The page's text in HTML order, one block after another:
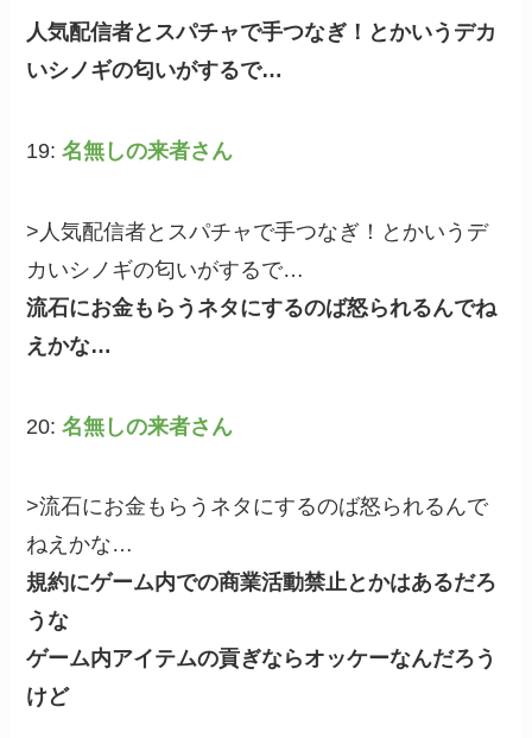
人気配信者とスパチャで手つなぎ！とかいうデカ
いシノギの匂いがするで…
19:名無しの来者さん
>人気配信者とスパチャで手つなぎ！とかいうデ
カいシノギの匂いがするで…
流石にお金もらうネタにするのば怒られるんでね
えかな…
20:名無しの来者さん
>流石にお金もらうネタにするのば怒られるんで
ねえかな…
規約にゲーム内での商業活動禁止とかはあるだろ
うな
ゲーム内アイテムの貢ぎならオッケーなんだろう
けど